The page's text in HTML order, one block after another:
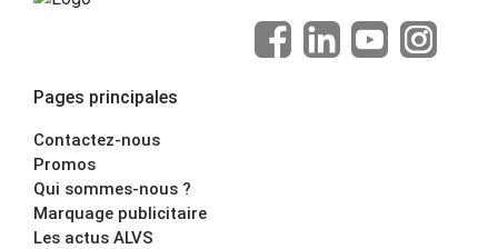
Pages principales
Contactez-nous
Promos
Qui sommes-nous ?
Marquage publicitaire
Les actus ALVS